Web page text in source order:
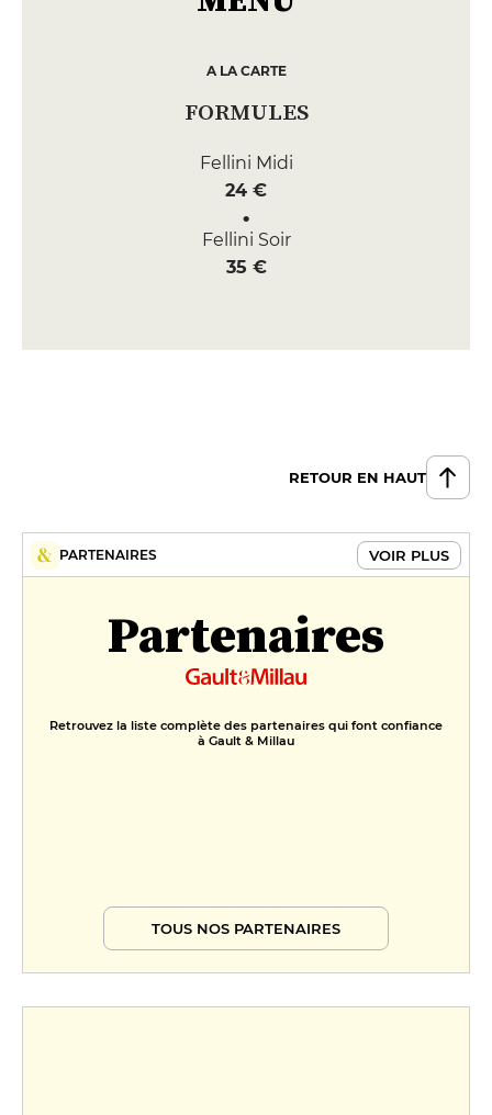
A LA CARTE
FORMULES
Fellini Midi
24 €
Fellini Soir
35 €
RETOUR EN HAUT
PARTENAIRES VOIR PLUS
Partenaires
Retrouvez la liste complète des partenaires qui font confiance
à Gault & Millau
TOUS NOS PARTENAIRES